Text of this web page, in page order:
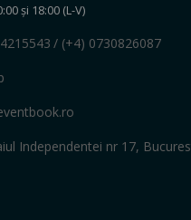
și 18:00 (L-V)
/ (+4) 0730826087
Independentei nr 17,